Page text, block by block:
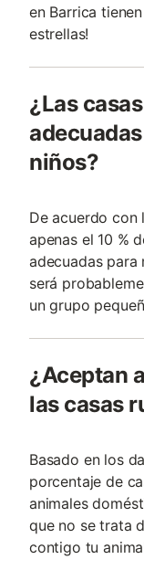
en Barrica
estrellas!
¿Las
niños?
De acuerdo con
apenas el 10 %
adecuadas para
será
un grupo
¿Aceptan
las casas
Basado en los
porcentaje de
animales
que no se trata
contigo tu